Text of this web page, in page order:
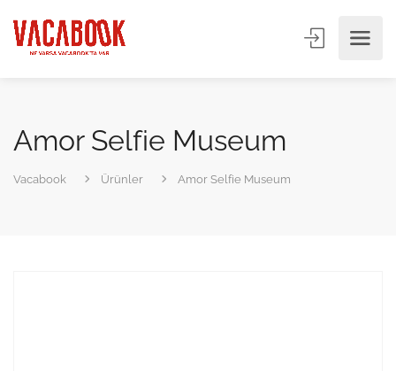
Amor Selfie Museum
Vacabook Ürünler Amor Selfie Museum